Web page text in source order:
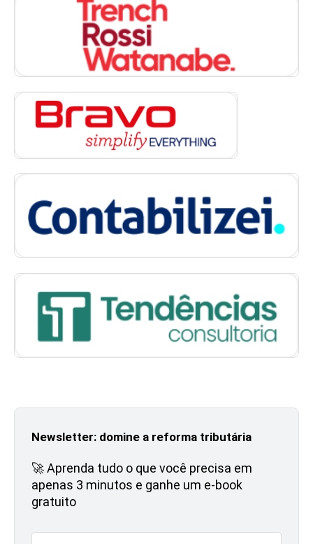
Newsletter: domine a reforma tributária
🚀 Aprenda tudo o que você precisa em
apenas 3 minutos e ganhe um e-book
gratuito